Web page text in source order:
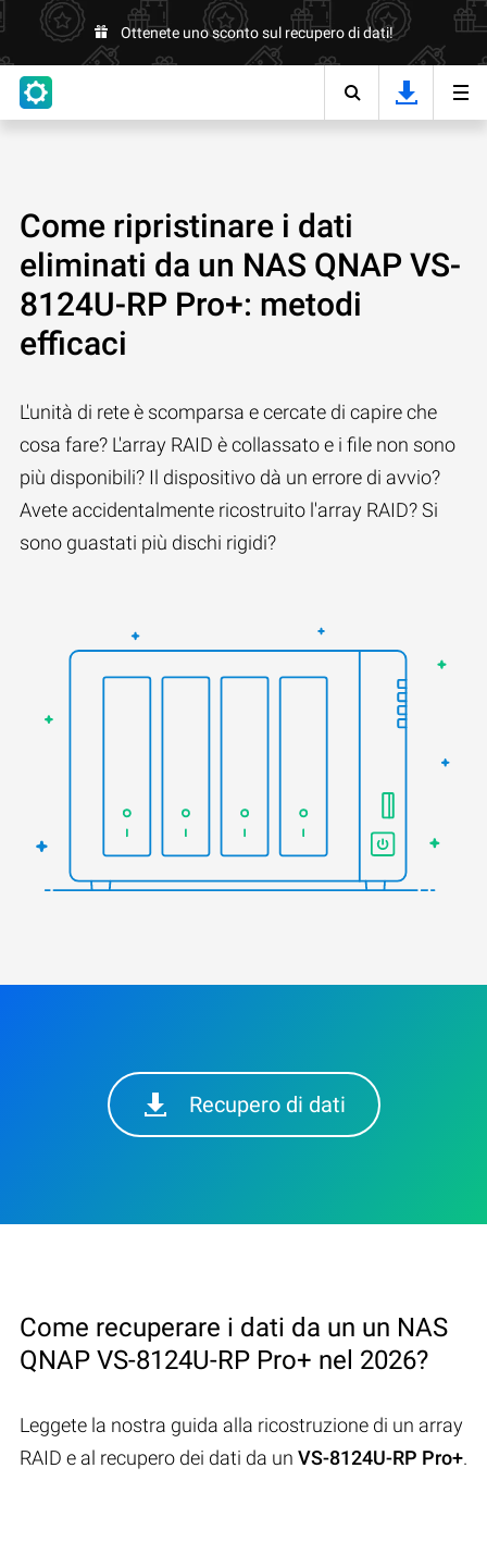
Ottenete uno sconto sul recupero di dati!
Come ripristinare i dati
eliminati da un NAS QNAP VS-
8124U-RP Pro+: metodi
efficaci
L'unità di rete è scomparsa e cercate di capire che
cosa fare? L'array RAID è collassato e i file non sono
più disponibili? Il dispositivo dà un errore di avvio?
Avete accidentalmente ricostruito l'array RAID? Si
sono guastati più dischi rigidi?
Recupero di dati
Come recuperare i dati da un un NAS
QNAP VS-8124U-RP Pro+ nel 2026?
Leggete la nostra guida alla ricostruzione di un array
RAID e al recupero dei dati da un VS-8124U-RP Pro+.